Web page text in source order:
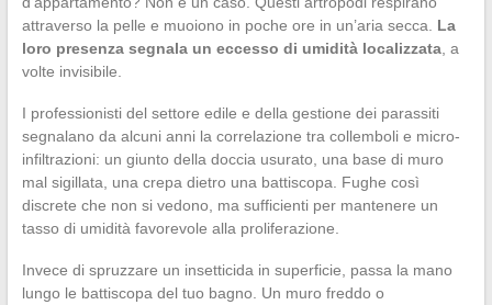
attraverso la pelle e muoiono in poche ore in un’aria secca. La
loro presenza segnala un eccesso di umidità localizzata, a
volte invisibile.
I professionisti del settore edile e della gestione dei parassiti
segnalano da alcuni anni la correlazione tra collemboli e micro-
infiltrazioni: un giunto della doccia usurato, una base di muro
mal sigillata, una crepa dietro una battiscopa. Fughe così
discrete che non si vedono, ma sufficienti per mantenere un
tasso di umidità favorevole alla proliferazione.
Invece di spruzzare un insetticida in superficie, passa la mano
lungo le battiscopa del tuo bagno. Un muro freddo o